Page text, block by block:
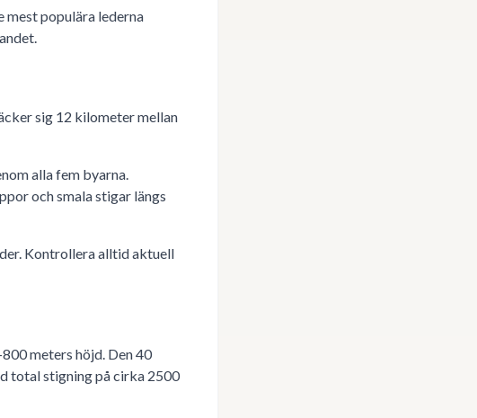
mest populära lederna
sig 12 kilometer mellan
alla fem byarna.
och smala stigar längs
Kontrollera alltid aktuell
meters höjd. Den 40
total stigning på cirka 2500